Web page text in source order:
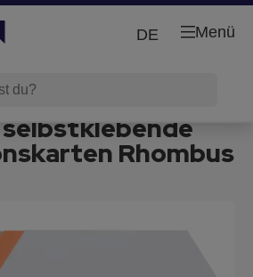
Menü
DE
selbstklebende
Rhombus